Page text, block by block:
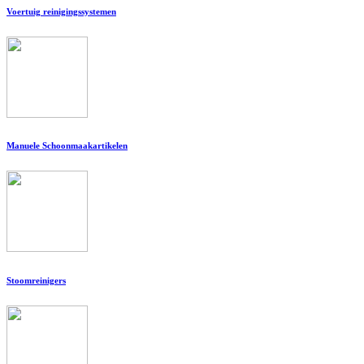
Voertuig reinigingssystemen
Manuele Schoonmaakartikelen
Stoomreinigers